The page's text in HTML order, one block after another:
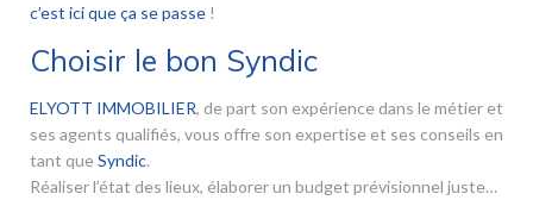
c’est ici que ça se passe !
Choisir le bon Syndic
ELYOTT IMMOBILIER, de part son expérience dans le métier et
ses agents qualifiés, vous offre son expertise et ses conseils en
tant que Syndic.
Réaliser l’état des lieux, élaborer un budget prévisionnel juste…